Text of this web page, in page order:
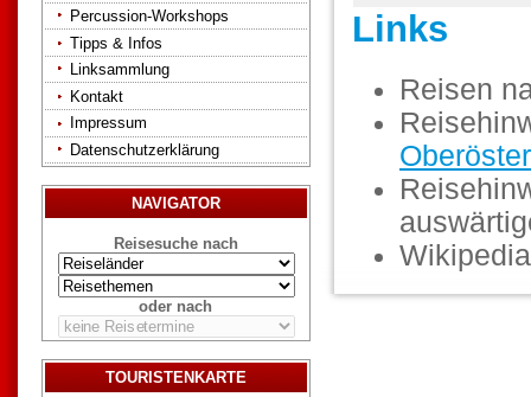
Percussion-Workshops
Tipps & Infos
Linksammlung
Kontakt
Impressum
Datenschutzerklärung
NAVIGATOR
Reisesuche nach
oder nach
TOURISTENKARTE
Links
Reisen